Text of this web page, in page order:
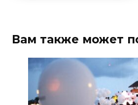
Вам также может